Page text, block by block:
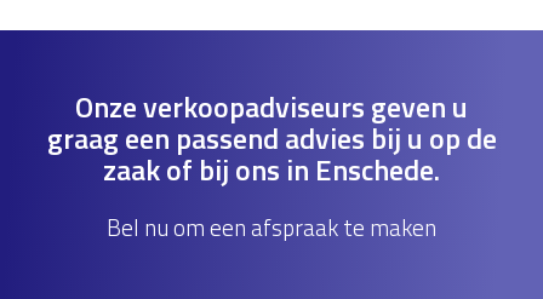
Onze verkoopadviseurs geven u
graag een passend advies bij u op de
zaak of bij ons in Enschede.
Bel nu om een afspraak te maken